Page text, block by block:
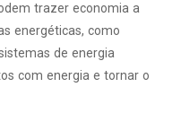
trazer economia a
energéticas, como
de energia
com energia e tornar o